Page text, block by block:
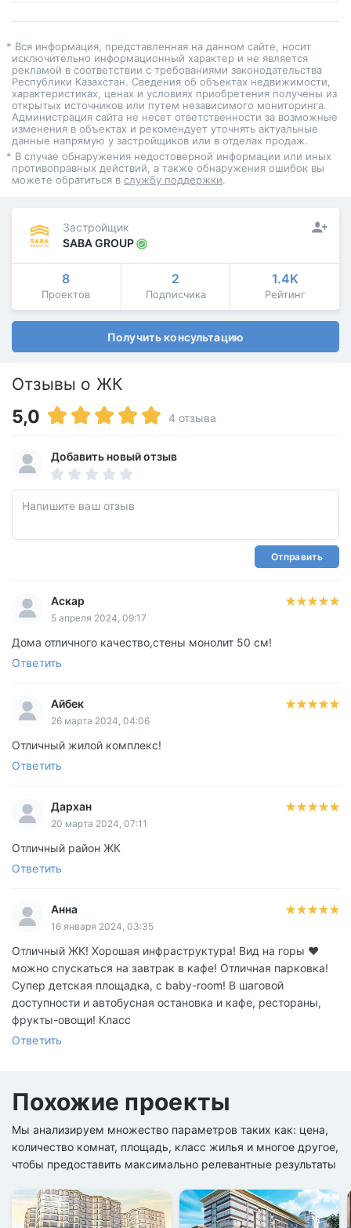
* Вся информация, представленная на данном сайте, носит
исключительно информационный характер и не является
рекламой в соответствии с требованиями законодательства
Республики Казахстан. Сведения об объектах недвижимости,
характеристиках, ценах и условиях приобретения получены из
открытых источников или путем независимого мониторинга.
Администрация сайта не несет ответственности за возможные
изменения в объектах и рекомендует уточнять актуальные
данные напрямую у застройщиков или в отделах продаж.
* В случае обнаружения недостоверной информации или иных
противоправных действий, а также обнаружения ошибок вы
можете обратиться в службу поддержки.
Застройщик
SABA GROUP
8
Проектов
2
Подписчика
1.4K
Рейтинг
Получить консультацию
Отзывы о ЖК
5,0 4 отзыва
Добавить новый отзыв
Отправить
Аскар
5 апреля 2024, 09:17
Дома отличного качество,стены монолит 50 см!
Ответить
Айбек
26 марта 2024, 04:06
Отличный жилой комплекс!
Ответить
Дархан
20 марта 2024, 07:11
Отличный район ЖК
Ответить
Анна
16 января 2024, 03:35
Отличный ЖК! Хорошая инфраструктура! Вид на горы ❤️
можно спускаться на завтрак в кафе! Отличная парковка!
Супер детская площадка, с baby-room! В шаговой
доступности и автобусная остановка и кафе, рестораны,
фрукты-овощи! Класс
Ответить
Похожие проекты
Мы анализируем множество параметров таких как: цена,
количество комнат, площадь, класс жилья и многое другое,
чтобы предоставить максимально релевантные результаты